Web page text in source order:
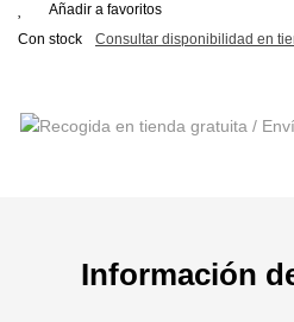
Añadir a favoritos
Con stock
Consultar disponibilidad en
Información